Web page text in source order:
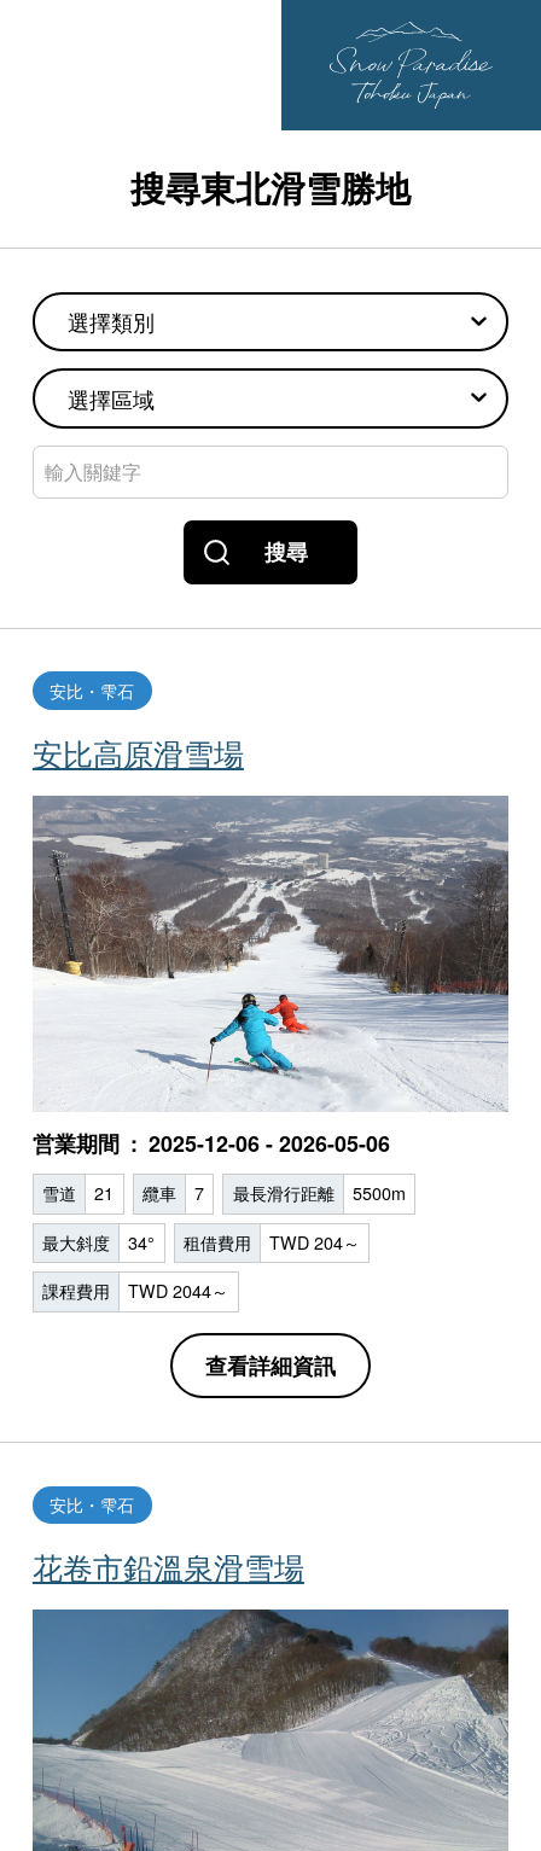
搜尋東北滑雪勝地
選擇類別
選擇區域
搜尋
安比高原滑雪場
安比・雫石
営業期間 2025-12-06 - 2026-05-06
雪道 21 纜車 7 最長滑行距離 5500m
最大斜度 34° 租借費用 TWD 204～
課程費用 TWD 2044～
查看詳細資訊
花卷市鉛溫泉滑雪場
安比・雫石